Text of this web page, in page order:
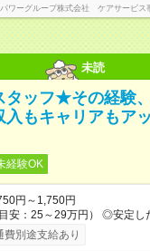
ワーグループ株式会社 ケアサービス
未読
タッフ★その経験
入もキャリアもア
経験OK
円～1,750円
～29万円） ◎安定した給与で安心！ 長期・フル
勤務いただける方にお越し
フトが削られることはないの
費別途支給あり